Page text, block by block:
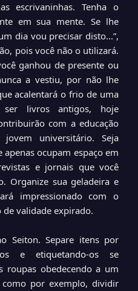
escrivaninhas. Tenha o
em sua mente. Se lhe
dia vou precisar disto...”,
pois você não o utilizará.
ganhou de presente ou
a vestiu, por não lhe
acalentará o frio de uma
ser livros antigos, hoje
com a educação
universitário. Seja
ocupam espaço em
e jornais que você
Organize sua geladeira e
impressionado com o
validade expirado.
Seiton. Separe itens por
os e etiquetando-os se
roupas obedecendo a um
por exemplo, dividir